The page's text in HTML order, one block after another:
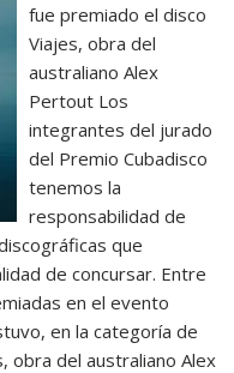
fue premiado el disco
Viajes, obra del
australiano Alex
Pertout Los
integrantes del jurado
del Premio Cubadisco
tenemos la
responsabilidad de
que
de concursar. Entre
en el evento
en la categoría de
obra del australiano Alex